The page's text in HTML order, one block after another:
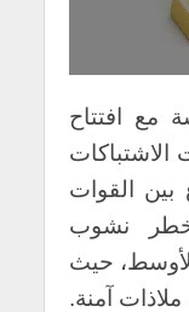
مع افتتاح
الاشتباكات
القوات
خطر نشوب
حيث
آمنة.